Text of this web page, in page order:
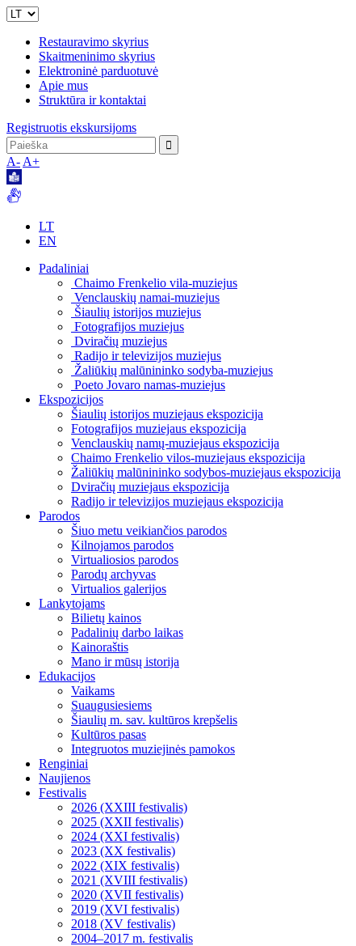
Restauravimo skyrius
Skaitmeninimo skyrius
Elektroninė parduotuvė
Apie mus
Struktūra ir kontaktai
Registruotis ekskursijoms
A- A+
LT
EN
Padaliniai
Chaimo Frenkelio vila-muziejus
Venclauskių namai-muziejus
Šiaulių istorijos muziejus
Fotografijos muziejus
Dviračių muziejus
Radijo ir televizijos muziejus
Žaliūkių malūnininko sodyba-muziejus
Poeto Jovaro namas-muziejus
Ekspozicijos
Šiaulių istorijos muziejaus ekspozicija
Fotografijos muziejaus ekspozicija
Venclauskių namų-muziejaus ekspozicija
Chaimo Frenkelio vilos-muziejaus ekspozicija
Žaliūkių malūnininko sodybos-muziejaus ekspozicija
Dviračių muziejaus ekspozicija
Radijo ir televizijos muziejaus ekspozicija
Parodos
Šiuo metu veikiančios parodos
Kilnojamos parodos
Virtualiosios parodos
Parodų archyvas
Virtualios galerijos
Lankytojams
Bilietų kainos
Padalinių darbo laikas
Kainoraštis
Mano ir mūsų istorija
Edukacijos
Vaikams
Suaugusiesiems
Šiaulių m. sav. kultūros krepšelis
Kultūros pasas
Integruotos muziejinės pamokos
Renginiai
Naujienos
Festivalis
2026 (XXIII festivalis)
2025 (XXII festivalis)
2024 (XXI festivalis)
2023 (XX festivalis)
2022 (XIX festivalis)
2021 (XVIII festivalis)
2020 (XVII festivalis)
2019 (XVI festivalis)
2018 (XV festivalis)
2004–2017 m. festivalis